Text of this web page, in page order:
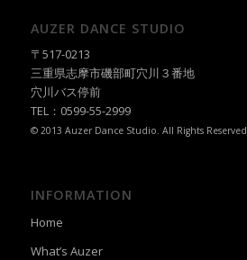
AUZER DANCE STUDIO
〒517-0213
三重県志摩市磯部町穴川３番地
穴川バス停前
TEL：0599-55-2999
© 2013 Auzer Dance Studio. All Rights Reserved.
INFORMATION
Home
What’s Auzer